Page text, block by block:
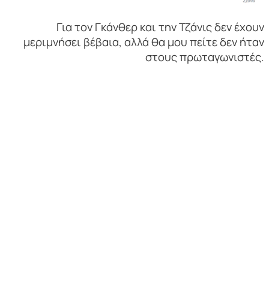
Για τον Γκάνθερ και την Τζάνις δεν έχουν
μεριμνήσει βέβαια, αλλά θα μου πείτε δεν ήταν
στους πρωταγωνιστές.